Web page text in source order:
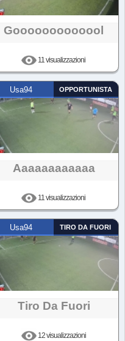
Gooooooooooool
11 visualizzazioni
Usa94 OPPORTUNISTA
Aaaaaaaaaaaa
11 visualizzazioni
Usa94 TIRO DA FUORI
Tiro Da Fuori
12 visualizzazioni